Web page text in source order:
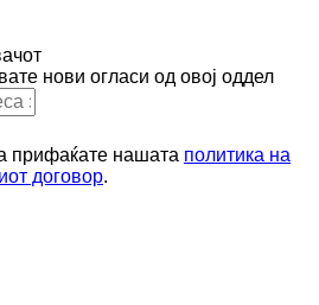
нови огласи од овој оддел
прифаќате нашата политика на
договор.